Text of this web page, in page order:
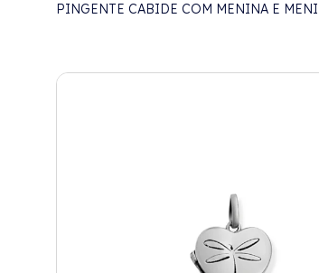
PINGENTE CABIDE COM MENINA E MENINO